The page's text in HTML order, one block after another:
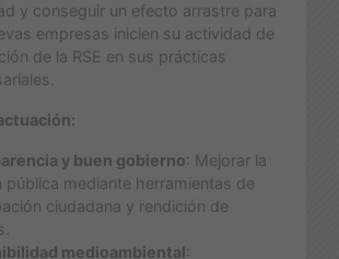
y conseguir un efecto arrastre para
empresas inicien su actividad de
de la RSE en sus prácticas
y buen gobierno: Mejorar la
pública mediante herramientas de
ciudadana y rendición de
medioambiental: